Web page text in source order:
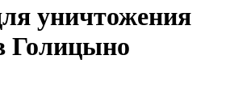
уничтожения
Голицыно